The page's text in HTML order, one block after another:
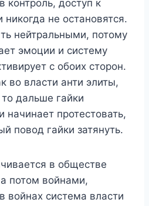
контроль, доступ к
не остановятся.
нейтральными, потому
эмоции и систему
с обоих сторон.
во власти анти элиты,
дальше гайки
начинает протестовать,
повод гайки затянуть.
в обществе
потом войнами,
войнах система власти